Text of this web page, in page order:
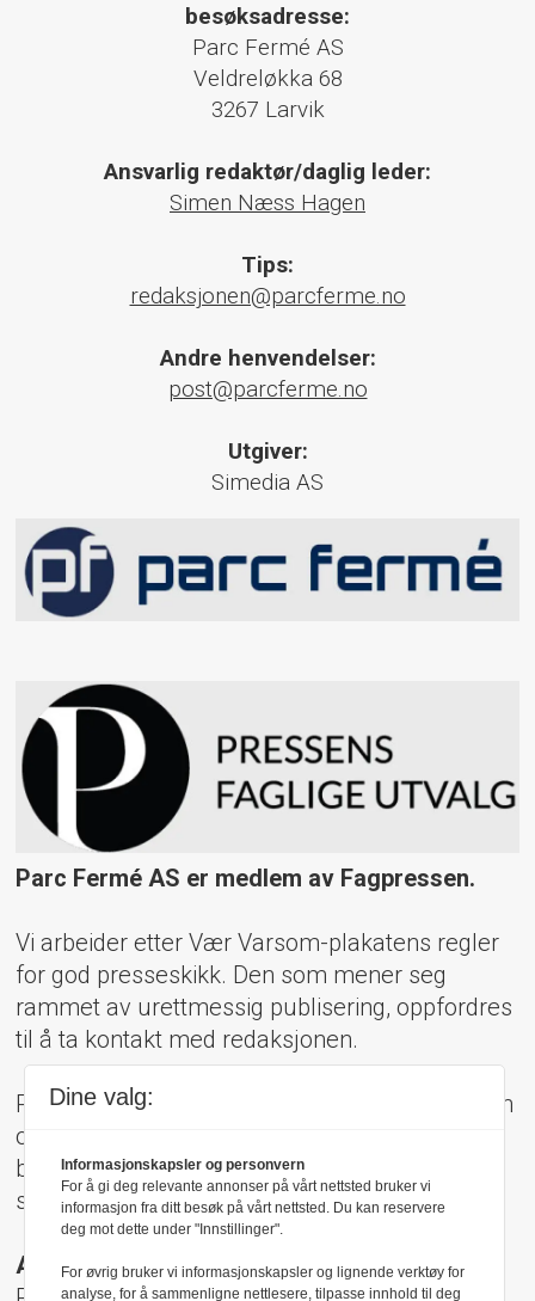
besøksadresse:
Parc Fermé AS
Veldreløkka 68
3267 Larvik
Ansvarlig redaktør/daglig leder:
Simen Næss Hagen
Tips:
redaksjonen@parcferme.no
Andre henvendelser:
post@parcferme.no
Utgiver:
Simedia AS
Parc Fermé AS er medlem av Fagpressen.
Vi arbeider etter Vær Varsom-plakatens regler
for god presseskikk. Den som mener seg
rammet av urettmessig publisering, oppfordres
til å ta kontakt med redaksjonen.
Pressens Faglige Utvalg (PFU) er et klageorgan
oppnevnt av Norsk Presseforbund som
behandler klager mot mediene i presseetiske
spørsmål.
Adresse:
Dine valg:
Informasjonskapsler og personvern
For å gi deg relevante annonser på vårt nettsted bruker vi
informasjon fra ditt besøk på vårt nettsted. Du kan reservere
deg mot dette under "Innstillinger".
For øvrig bruker vi informasjonskapsler og lignende verktøy for
analyse, for å sammenligne nettlesere, tilpasse innhold til deg